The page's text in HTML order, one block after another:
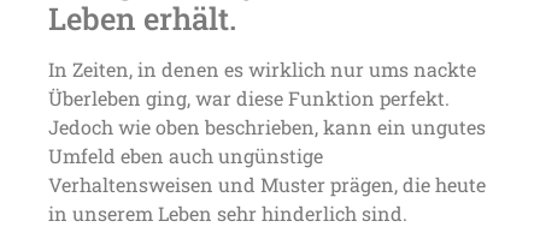
Leben erhält.
In Zeiten, in denen es wirklich nur ums nackte
Überleben ging, war diese Funktion perfekt.
Jedoch wie oben beschrieben, kann ein ungutes
Umfeld eben auch ungünstige
Verhaltensweisen und Muster prägen, die heute
in unserem Leben sehr hinderlich sind.